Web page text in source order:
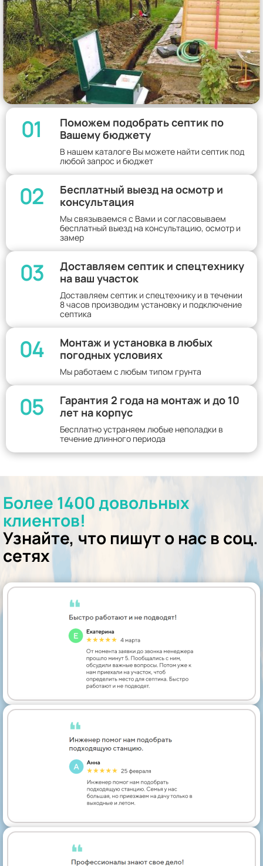
01
Поможем подобрать септик по
Вашему бюджету
В нашем каталоге Вы можете найти септик под
любой запрос и бюджет
02
Бесплатный выезд на осмотр и
консультация
Мы связываемся с Вами и согласовываем
бесплатный выезд на консультацию, осмотр и
замер
03
Доставляем септик и спецтехнику
на ваш участок
Доставляем септик и спецтехнику и в течении
8 часов производим установку и подключение
септика
04
Монтаж и установка в любых
погодных условиях
Мы работаем с любым типом грунта
05
Гарантия 2 года на монтаж и до 10
лет на корпус
Бесплатно устраняем любые неполадки в
течение длинного периода
Более 1400 довольных
клиентов!
Узнайте, что пишут о нас в соц.
сетях